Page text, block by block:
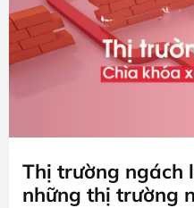
Thị trường ngách
những thị trường